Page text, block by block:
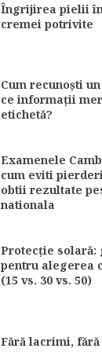
Îngrijirea pielii
cremei potrivite
Cum recunoști
ce informații
etichetă?
Examenele
cum eviti
obtii rezultate
nationala
Protecție solară:
pentru alegerea
(15 vs. 30 vs. 50)
Fără lacrimi,